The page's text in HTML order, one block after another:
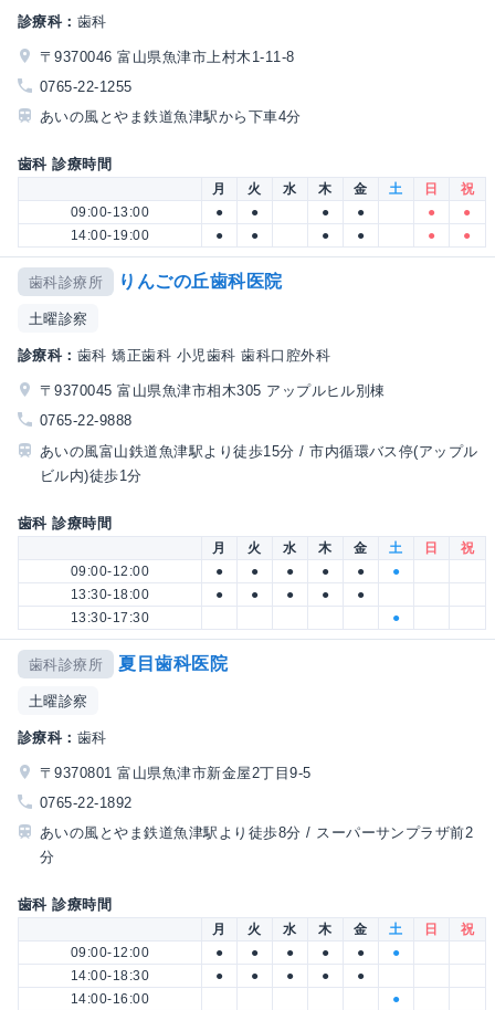
診療科： 歯科
〒9370046 富山県魚津市上村木1-11-8
0765-22-1255
あいの風とやま鉄道魚津駅から下車4分
歯科 診療時間
月 火 水 木 金 土 日
祝
09:00-13:00
● ● ● ● ●
●
14:00-19:00
● ● ● ● ● ●
歯科診療所 りんごの丘歯科医院
土曜診察
診療科： 歯科 矯正歯科 小児歯科 歯科口腔外科
〒9370045 富山県魚津市相木305 アップルヒル別棟
0765-22-9888
あいの風富山鉄道魚津駅より徒歩15分 / 市内循環バス停(アップル
ビル内)徒歩1分
歯科 診療時間
月 火 水 木 金 土 日
祝
09:00-12:00
● ● ● ● ●
●
13:30-18:00
● ● ● ●
●
13:30-17:30
●
歯科診療所 夏目歯科医院
土曜診察
診療科： 歯科
〒9370801 富山県魚津市新金屋2丁目9-5
0765-22-1892
あいの風とやま鉄道魚津駅より徒歩8分 / スーパーサンプラザ前2
分
歯科 診療時間
月 火 水 木 金 土 日
祝
09:00-12:00
● ● ● ● ●
●
14:00-18:30
● ● ● ●
●
14:00-16:00
●